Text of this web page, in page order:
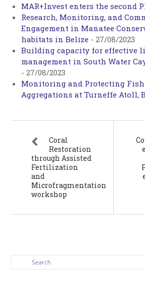
MAR+Invest enters the second
Research, Monitoring, and
Engagement in Manatee
habitats in Belize -27/08/2023
Building capacity for effective
management in South Water
-27/08/2023
Monitoring and Protecting
Aggregations at Turneffe Atoll,
Coral
Restoration
through Assisted
Fertilization
and
Microfragmentation
workshop